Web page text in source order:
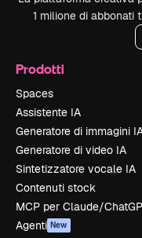
1 milione di abbonati
Prodotti
Spaces
Assistente IA
Generatore di immagini
Generatore di video IA
Sintetizzatore vocale IA
Contenuti stock
MCP per Claude/
Agenti New